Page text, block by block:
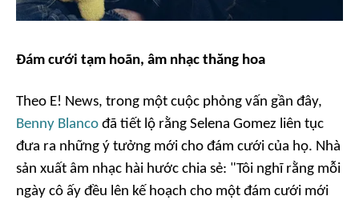
Đám cưới tạm hoãn, âm nhạc thăng hoa
Theo E! News, trong một cuộc phỏng vấn gần đây,
Benny Blanco đã tiết lộ rằng Selena Gomez liên tục
đưa ra những ý tưởng mới cho đám cưới của họ. Nhà
sản xuất âm nhạc hài hước chia sẻ: "Tôi nghĩ rằng mỗi
ngày cô ấy đều lên kế hoạch cho một đám cưới mới